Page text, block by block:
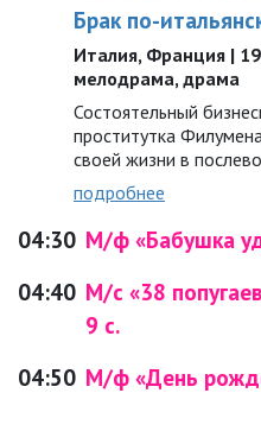
Брак по-
Италия, Франция |
мелодрама, драма
Состоятельный
проститутка
своей жизни в
подробнее
04:30 М/ф «Бабушка
04:40 М/с «38
9 с.
04:50 М/ф «День